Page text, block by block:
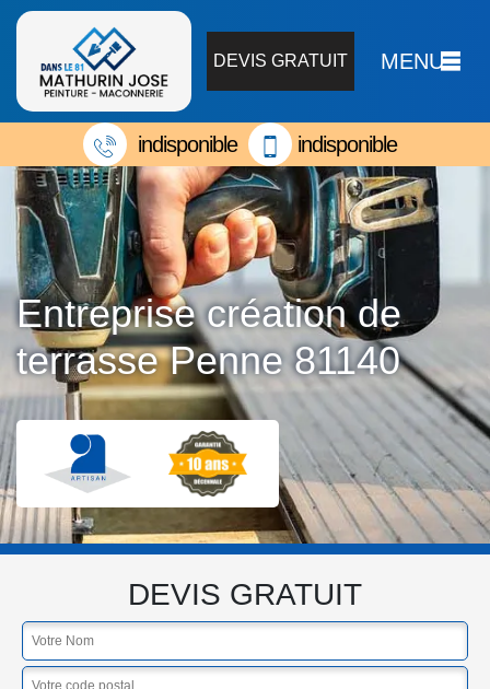
DEVIS GRATUIT MENU
indisponible indisponible
Entreprise création de
terrasse Penne 81140
DEVIS GRATUIT